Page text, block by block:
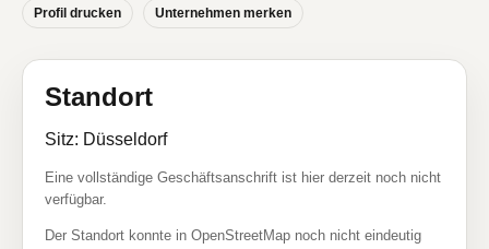
Profil drucken Unternehmen merken
Standort
Sitz: Düsseldorf
Eine vollständige Geschäftsanschrift ist hier derzeit noch nicht
verfügbar.
Der Standort konnte in OpenStreetMap noch nicht eindeutig